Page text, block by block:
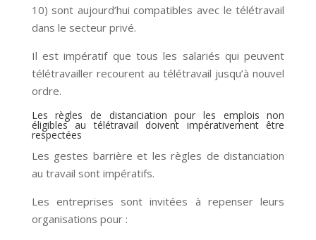
10) sont aujourd’hui compatibles avec le télétravail
dans le secteur privé.
Il est impératif que tous les salariés qui peuvent
télétravailler recourent au télétravail jusqu’à nouvel
ordre.
Les règles de distanciation pour les emplois non
éligibles au télétravail doivent impérativement être
respectées
Les gestes barrière et les règles de distanciation
au travail sont impératifs.
Les entreprises sont invitées à repenser leurs
organisations pour :